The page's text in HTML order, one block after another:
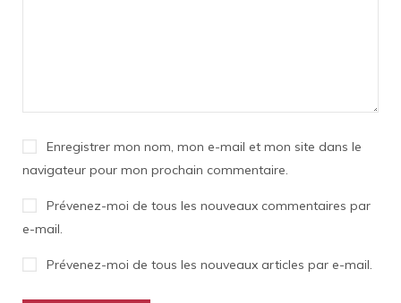
Enregistrer mon nom, mon e-mail et mon site dans le
navigateur pour mon prochain commentaire.
Prévenez-moi de tous les nouveaux commentaires par
e-mail.
Prévenez-moi de tous les nouveaux articles par e-mail.